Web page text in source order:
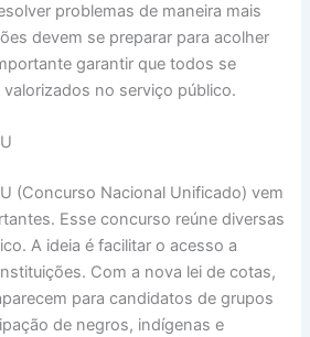
problemas de maneira mais
devem se preparar para acolher
garantir que todos se
no serviço público.
(Concurso Nacional Unificado) vem
Esse concurso reúne diversas
A ideia é facilitar o acesso a
Com a nova lei de cotas,
para candidatos de grupos
de negros, indígenas e